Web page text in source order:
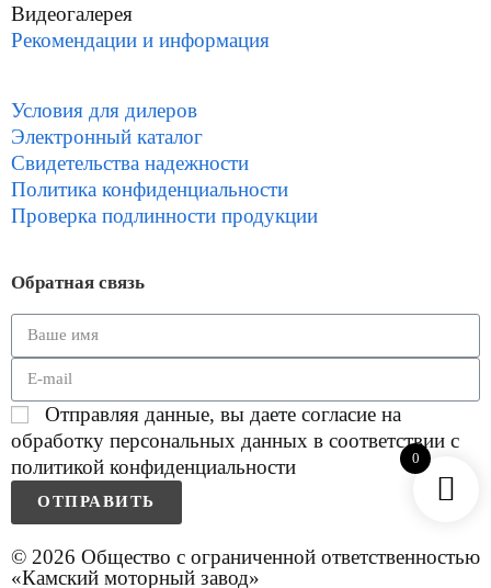
Видеогалерея
Рекомендации и информация
Условия для дилеров
Электронный каталог
Свидетельства надежности
Политика конфиденциальности
Проверка подлинности продукции
Обратная связь
Отправляя данные, вы даете согласие на
обработку персональных данных в соответствии с
политикой конфиденциальности
ОТПРАВИТЬ
© 2026 Общество с ограниченной ответственностью
«Камский моторный завод»
0